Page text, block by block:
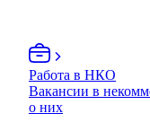
Работа в НКО
Вакансии в
о них